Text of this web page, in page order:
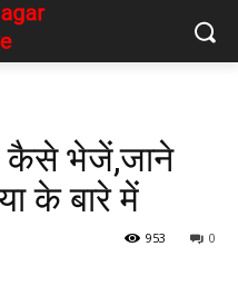
कैसे भेजें,जाने
के बारे में
0
953